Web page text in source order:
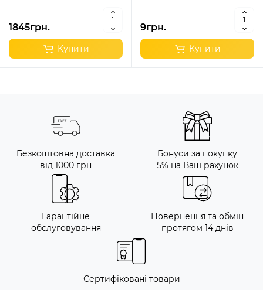
1845грн.
Купити
9грн.
Купити
Безкоштовна доставка
від 1000 грн
Бонуси за покупку
5% на Ваш рахунок
Гарантійне
обслуговування
Повернення та обмін
протягом 14 днів
Сертифіковані товари